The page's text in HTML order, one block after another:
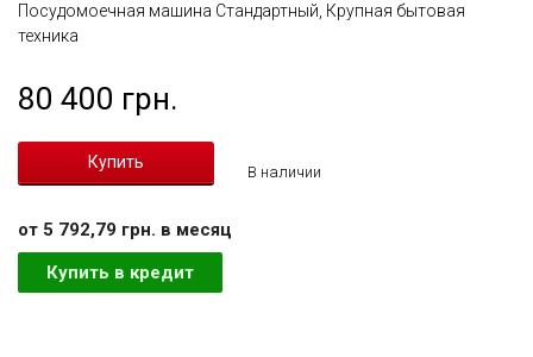
Посудомоечная машина Стандартный, Крупная бытовая
техника
80 400 грн.
В наличии
от 5 792,79 грн. в месяц
Купить в кредит